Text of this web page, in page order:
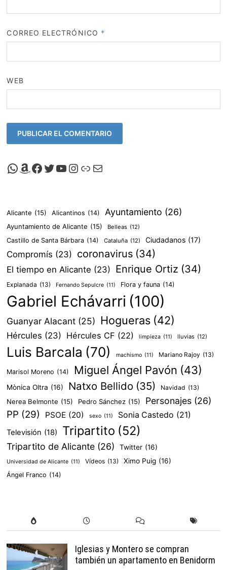
CORREO ELECTRÓNICO *
WEB
Canal de Whatsapp de Viscalacant
Comprar en Amazon
Facebook de Viscalacant
Twitter de Viscalacant
Canal de Youtube de Viscalacant
Instagram de Viscalacant
Viscalacant en Polkaverse
Correo electrónico
Alicante (15) Alicantinos (14) Ayuntamiento (26)
Ayuntamiento de Alicante (15) Belleas (12)
Castillo de Santa Bárbara (14) Cataluña (12) Ciudadanos (17)
Compromís (23) coronavirus (34)
El tiempo en Alicante (23) Enrique Ortiz (34)
Explanada (13) Fernando Sepulcre (11) Flora y fauna (14)
Gabriel Echávarri (100)
Guanyar Alacant (25) Hogueras (42)
Hércules (23) Hércules CF (22) limpieza (11) lluvias (12)
Luis Barcala (70) machismo (11) Mariano Rajoy (13)
Marisol Moreno (14) Miguel Ángel Pavón (43)
Mònica Oltra (16) Natxo Bellido (35) Navidad (13)
Nerea Belmonte (15) Pedro Sánchez (15) Personajes (26)
PP (29) PSOE (20) sexo (11) Sonia Castedo (21)
Televisión (18) Tripartito (52)
Tripartito de Alicante (26) Twitter (16)
Universidad de Alicante (11) Vídeos (13) Ximo Puig (16)
Ángel Franco (14)
Iglesias y Montero se compran
también un apartamento en Benidorm